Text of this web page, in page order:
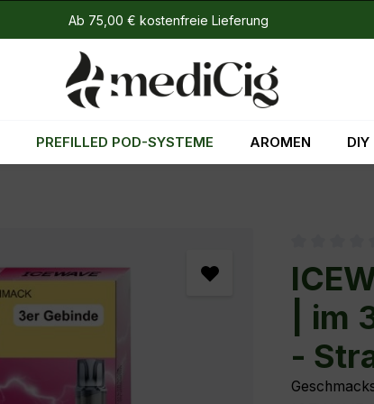
Ab 75,00 € kostenfreie Lieferung
PREFILLED POD-SYSTEME AROMEN DIY
| im
-